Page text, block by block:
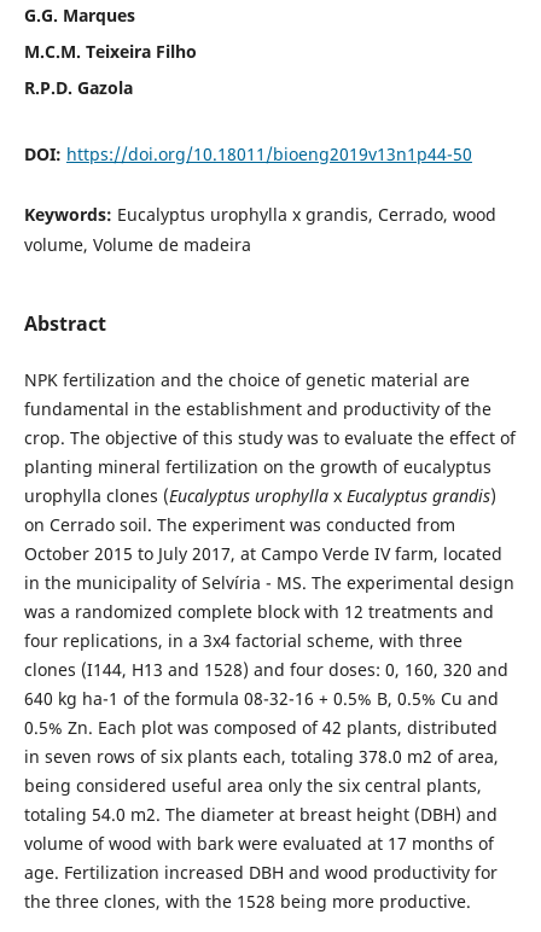
G.G. Marques
M.C.M. Teixeira Filho
R.P.D. Gazola
DOI: https://doi.org/10.18011/bioeng2019v13n1p44-50
Keywords: Eucalyptus urophylla x grandis, Cerrado, wood
volume, Volume de madeira
Abstract
NPK fertilization and the choice of genetic material are
fundamental in the establishment and productivity of the
crop. The objective of this study was to evaluate the effect of
planting mineral fertilization on the growth of eucalyptus
urophylla clones (Eucalyptus urophyllax Eucalyptus grandis)
on Cerrado soil. The experiment was conducted from
October 2015 to July 2017, at Campo Verde IV farm, located
in the municipality of Selvíria - MS. The experimental design
was a randomized complete block with 12 treatments and
four replications, in a 3x4 factorial scheme, with three
clones (I144, H13 and 1528) and four doses: 0, 160, 320 and
640 kg ha-1 of the formula 08-32-16 + 0.5% B, 0.5% Cu and
0.5% Zn. Each plot was composed of 42 plants, distributed
in seven rows of six plants each, totaling 378.0 m2 of area,
being considered useful area only the six central plants,
totaling 54.0 m2. The diameter at breast height (DBH) and
volume of wood with bark were evaluated at 17 months of
age. Fertilization increased DBH and wood productivity for
the three clones, with the 1528 being more productive.